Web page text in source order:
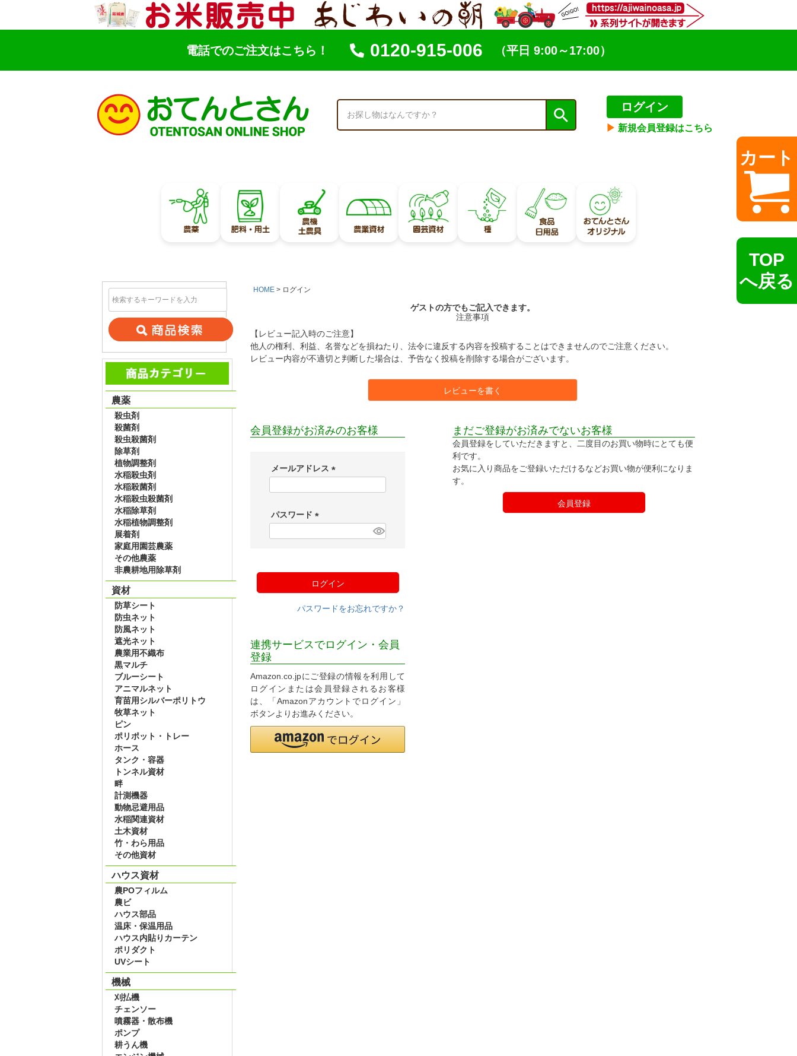
電話でのご注文はこちら！ 0120-915-006 （平日 9:00～17:00）
検索
ログイン
▶︎ 新規会員登録はこちら
カート
TOP
へ戻る
農薬
殺虫剤
殺菌剤
殺虫殺菌剤
除草剤
植物調整剤
水稲殺虫剤
水稲殺菌剤
水稲殺虫殺菌剤
水稲除草剤
水稲植物調整剤
展着剤
家庭用園芸農薬
その他農薬
非農耕地用除草剤
資材
防草シート
防虫ネット
防風ネット
遮光ネット
農業用不織布
黒マルチ
ブルーシート
アニマルネット
育苗用シルバーポリトウ
牧草ネット
ピン
ポリポット・トレー
ホース
タンク・容器
トンネル資材
畔
計測機器
動物忌避用品
水稲関連資材
土木資材
竹・わら用品
その他資材
ハウス資材
農POフィルム
農ビ
ハウス部品
温床・保温用品
ハウス内貼りカーテン
ポリダクト
UVシート
機械
刈払機
チェンソー
噴霧器・散布機
ポンプ
耕うん機
HOME ログイン
ゲストの方でもご記入できます。
注意事項
【レビュー記入時のご注意】
他人の権利、利益、名誉などを損ねたり、法令に違反する内容を投稿することはできませんのでご注意ください。
レビュー内容が不適切と判断した場合は、予告なく投稿を削除する場合がございます。
レビューを書く
会員登録がお済みのお客様
メールアドレス
)
パスワード
ログイン
パスワードをお忘れですか？
連携サービスでログイン・会員
登録
Amazon.co.jpにご登録の情報を利用して
ログインまたは会員登録されるお客様
は、「Amazonアカウントでログイン」
ボタンよりお進みください。
まだご登録がお済みでないお客様
会員登録をしていただきますと、二度目のお買い物時にとても便
利です。
お気に入り商品をご登録いただけるなどお買い物が便利になりま
す。
会員登録